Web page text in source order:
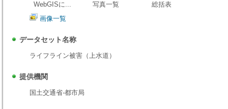
WebGISに... 写真一覧
総括表
画像一覧
データセット名称
ライフライン被害（上水道）
提供機関
国土交通省-都市局